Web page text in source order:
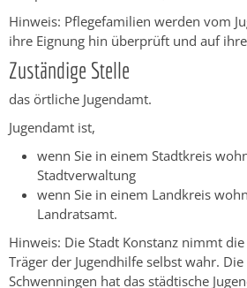
Hinweis: Pflegefamilien werden vom
ihre Eignung hin überprüft und auf
Zuständige Stelle
das örtliche Jugendamt.
Jugendamt ist,
wenn Sie in einem Stadtkreis
Stadtverwaltung
wenn Sie in einem Landkreis
Landratsamt.
Hinweis: Die Stadt Konstanz nimmt
Träger der Jugendhilfe selbst wahr.
Schwenningen hat das städtische